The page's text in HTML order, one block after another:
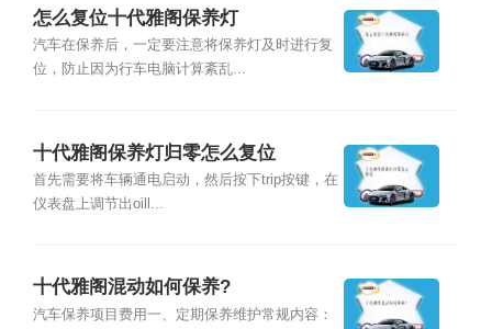
怎么复位十代雅阁保养灯
汽车在保养后，一定要注意将保养灯及时进行复
位，防止因为行车电脑计算紊乱...
十代雅阁保养灯归零怎么复位
首先需要将车辆通电启动，然后按下trip按键，在
仪表盘上调节出oill...
十代雅阁混动如何保养?
汽车保养项目费用一、定期保养维护常规内容：